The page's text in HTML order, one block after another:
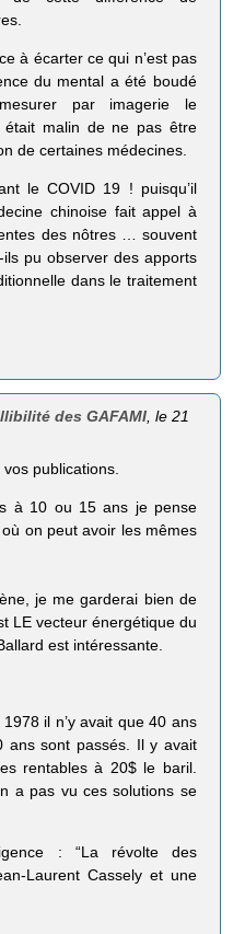
à écarter ce qui n’est pas
du mental a été boudé
par imagerie le
était malin de ne pas être
de certaines médecines.
le COVID 19 ! puisqu’il
chinoise fait appel à
des nôtres … souvent
pu observer des apports
dans le traitement
des GAFAMI , le 21
publications.
à 10 ou 15 ans je pense
on peut avoir les mêmes
je me garderai bien de
LE vecteur énergétique du
est intéressante.
il n’y avait que 40 ans
ans sont passés. Il y avait
rentables à 20$ le baril.
a pas vu ces solutions se
: “La révolte des
Laurent Cassely et une